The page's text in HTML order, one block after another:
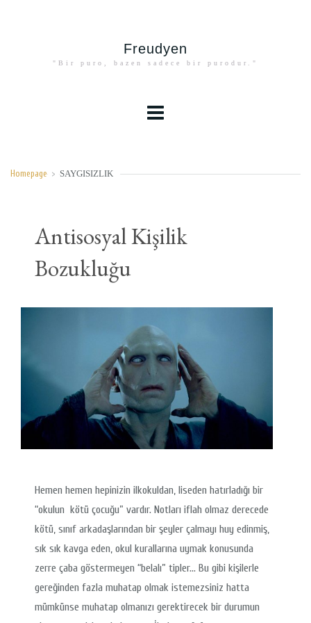
Freudyen
"Bir puro, bazen sadece bir purodur."
Homepage > SAYGISIZLIK
Antisosyal Kişilik
Bozukluğu
Hemen hemen hepinizin ilkokuldan, liseden hatırladığı bir
“okulun kötü çocuğu” vardır. Notları iflah olmaz derecede
kötü, sınıf arkadaşlarından bir şeyler çalmayı huy edinmiş,
sık sık kavga eden, okul kurallarına uymak konusunda
zerre çaba göstermeyen “belalı” tipler… Bu gibi kişilerle
gereğinden fazla muhatap olmak istemezsiniz hatta
mümkünse muhatap olmanızı gerektirecek bir durumun